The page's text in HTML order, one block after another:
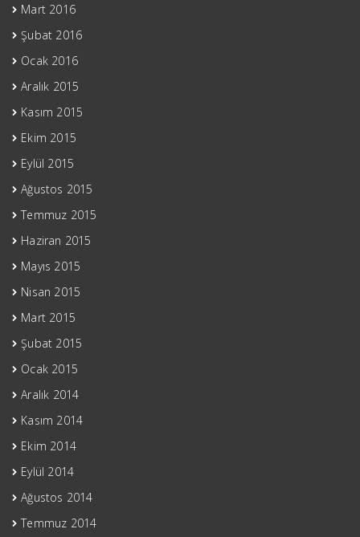
Mart 2016
Şubat 2016
Ocak 2016
Aralık 2015
Kasım 2015
Ekim 2015
Eylül 2015
Ağustos 2015
Temmuz 2015
Haziran 2015
Mayıs 2015
Nisan 2015
Mart 2015
Şubat 2015
Ocak 2015
Aralık 2014
Kasım 2014
Ekim 2014
Eylül 2014
Ağustos 2014
Temmuz 2014